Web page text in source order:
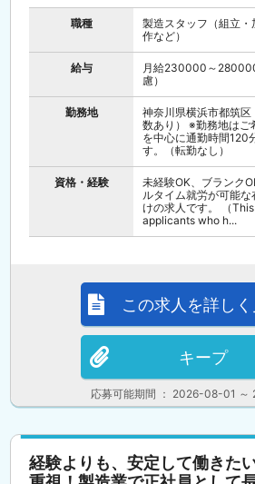
職種
製造スタッフ（組立
作など）
給与
月給230000～
慮）
勤務地
神奈川県横浜市都筑
数あり） ※勤務地はご
を中心に通勤時間120
す。（転勤なし）
資格・経験
未経験OK、ブランク
ルタイム就労が可能
けの求人です。 （
applicants who h...
応募可能期間 ： 2026-08-01
この求人を詳しく
キープ
経験よりも、安定して働きた